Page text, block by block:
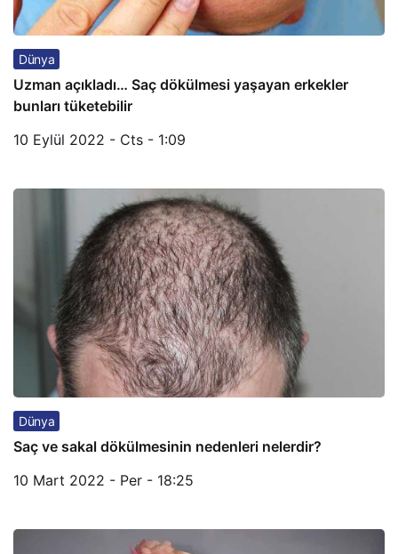
Dünya
Uzman açıkladı… Saç dökülmesi yaşayan erkekler
bunları tüketebilir
10 Eylül 2022 - Cts - 1:09
Dünya
Saç ve sakal dökülmesinin nedenleri nelerdir?
10 Mart 2022 - Per - 18:25